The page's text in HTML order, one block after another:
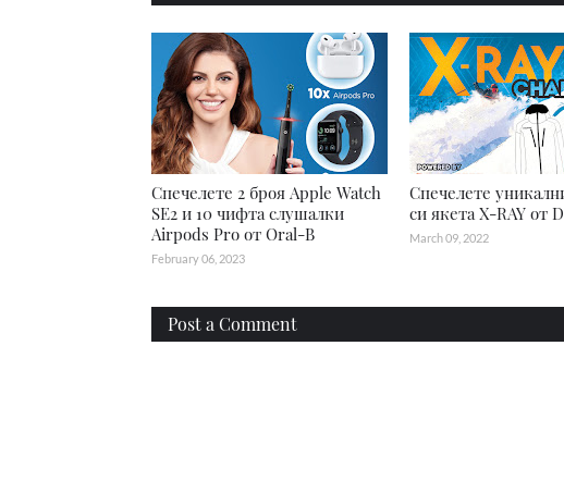
Спечелете 2 броя Apple Watch
SE2 и 10 чифта слушалки
Airpods Pro от Oral-B
February 06, 2023
Спечелете
си якета X-RAY от
March 09, 2022
Post a Comment